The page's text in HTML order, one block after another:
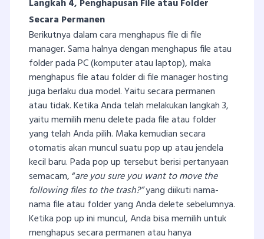
Langkah 4, Penghapusan File atau Folder
Secara Permanen
Berikutnya dalam cara menghapus file di file
manager. Sama halnya dengan menghapus file atau
folder pada PC (komputer atau laptop), maka
menghapus file atau folder di file manager hosting
juga berlaku dua model. Yaitu secara permanen
atau tidak. Ketika Anda telah melakukan langkah 3,
yaitu memilih menu delete pada file atau folder
yang telah Anda pilih. Maka kemudian secara
otomatis akan muncul suatu pop up atau jendela
kecil baru. Pada pop up tersebut berisi pertanyaan
semacam, “are you sure you want to move the
following files to the trash?”yang diikuti nama-
nama file atau folder yang Anda delete sebelumnya.
Ketika pop up ini muncul, Anda bisa memilih untuk
menghapus secara permanen atau hanya